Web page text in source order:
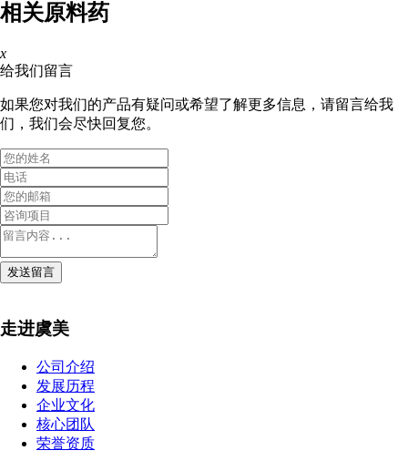
相关原料药
x
给我们留言
如果您对我们的产品有疑问或希望了解更多信息，请留言给我
们，我们会尽快回复您。
发送留言
走进虞美
公司介绍
发展历程
企业文化
核心团队
荣誉资质